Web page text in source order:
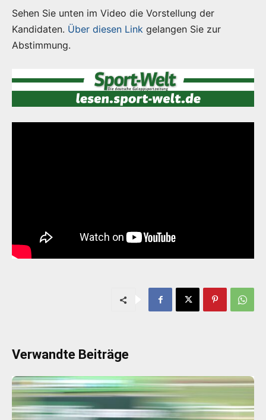
Sehen Sie unten im Video die Vorstellung der
Kandidaten. Über diesen Link gelangen Sie zur
Abstimmung.
Verwandte Beiträge